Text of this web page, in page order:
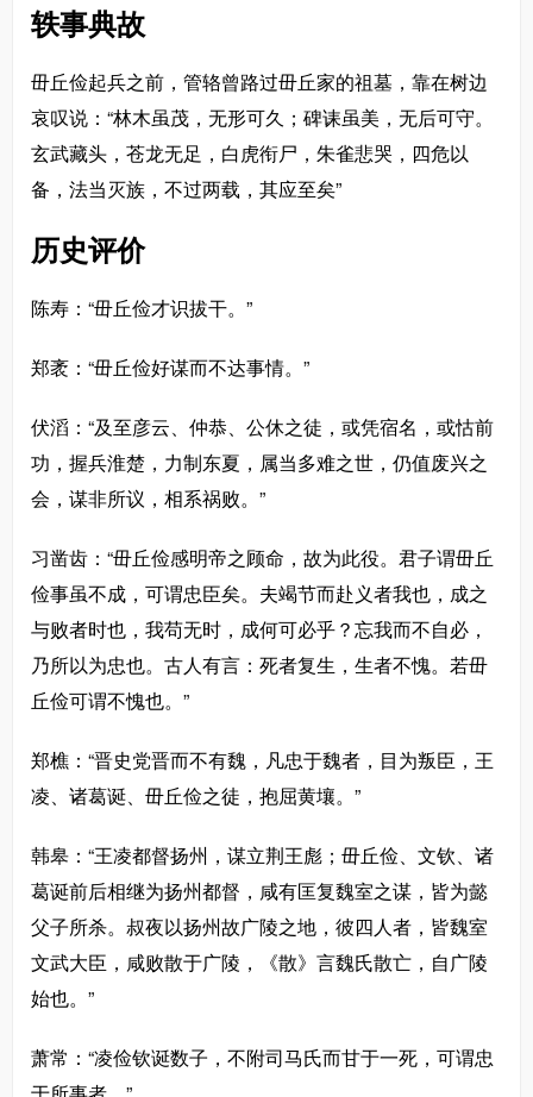
轶事典故
毌丘俭起兵之前，管辂曾路过毌丘家的祖墓，靠在树边
哀叹说：“林木虽茂，无形可久；碑诔虽美，无后可守。
玄武藏头，苍龙无足，白虎衔尸，朱雀悲哭，四危以
备，法当灭族，不过两载，其应至矣”
历史评价
陈寿：“毌丘俭才识拔干。”
郑袤：“毌丘俭好谋而不达事情。”
伏滔：“及至彦云、仲恭、公休之徒，或凭宿名，或怙前
功，握兵淮楚，力制东夏，属当多难之世，仍值废兴之
会，谋非所议，相系祸败。”
习凿齿：“毌丘俭感明帝之顾命，故为此役。君子谓毌丘
俭事虽不成，可谓忠臣矣。夫竭节而赴义者我也，成之
与败者时也，我苟无时，成何可必乎？忘我而不自必，
乃所以为忠也。古人有言：死者复生，生者不愧。若毌
丘俭可谓不愧也。”
郑樵：“晋史党晋而不有魏，凡忠于魏者，目为叛臣，王
凌、诸葛诞、毌丘俭之徒，抱屈黄壤。”
韩皋：“王凌都督扬州，谋立荆王彪；毌丘俭、文钦、诸
葛诞前后相继为扬州都督，咸有匡复魏室之谋，皆为懿
父子所杀。叔夜以扬州故广陵之地，彼四人者，皆魏室
文武大臣，咸败散于广陵，《散》言魏氏散亡，自广陵
始也。”
萧常：“凌俭钦诞数子，不附司马氏而甘于一死，可谓忠